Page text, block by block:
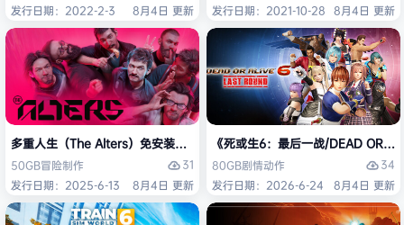
发行日期：2022-2-3
8月4日 更新
发行日期：2021-10-28 8月4日 更新
多重人生（The Alters）免安装中文版
50GB冒险制作
31
发行日期：2025-6-13
8月4日 更新
《死或生6：最后一战/DEAD OR
80GB剧情动作
34
发行日期：2026-6-24
8月4日 更新